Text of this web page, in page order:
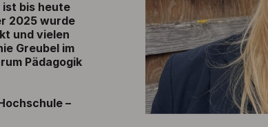
bis heute
2025 wurde
und vielen
Greubel im
Pädagogik
–